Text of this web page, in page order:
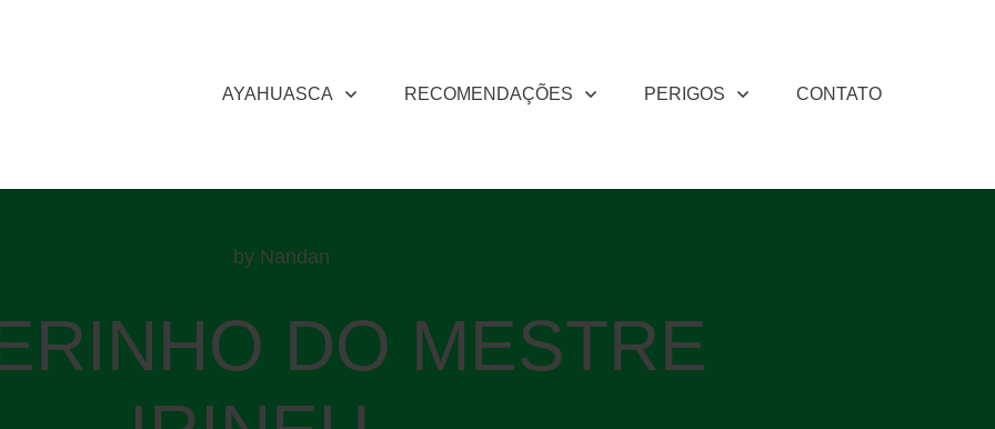
AYAHUASCA RECOMENDAÇÕES PERIGOS CONTATO
by Nandan
DO MESTRE